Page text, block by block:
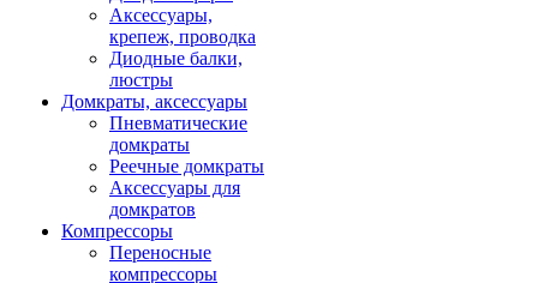
Аксессуары,
крепеж, проводка
Диодные балки,
люстры
Домкраты, аксессуары
Пневматические
домкраты
Реечные домкраты
Аксессуары для
домкратов
Компрессоры
Переносные
компрессоры